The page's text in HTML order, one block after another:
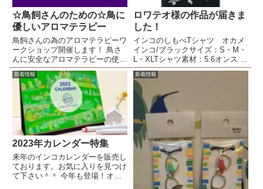
☆鳥飼さんのための☆鳥に
優しいアロマテラピー
鳥飼さんの為のアロマテラピーワ
ークショップ開催します！ 鳥さ
んに安全なアロマテラピーの使い
方やバスボム作りをします。 お
土産もついたとってもお得なワー
クショップになっております＾＾
ロワテオ様の作品が届きま
した！
インコのしもべTシャツ オカメ
インコ/ブラックサイズ：S・M・
L・XLTシャツ素材：5.6オンス 綿
100%印刷方法：シルクプリント
インコのしもべTシャツ セキセ
イインコ/ブラックサイズ：S・
M・L・XLTシャツ素材：5.6オン
ス 綿10...
新着情報
2023年カレンダー特集
来年のインコカレンダーを販売し
ております。お気に入りを見つけ
て下さい＾＾ 今年も登場！オグ
新着情報